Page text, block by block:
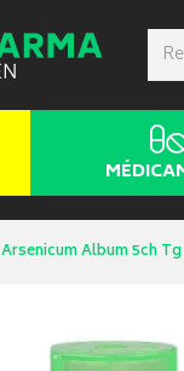
Arsenicum Album 5ch